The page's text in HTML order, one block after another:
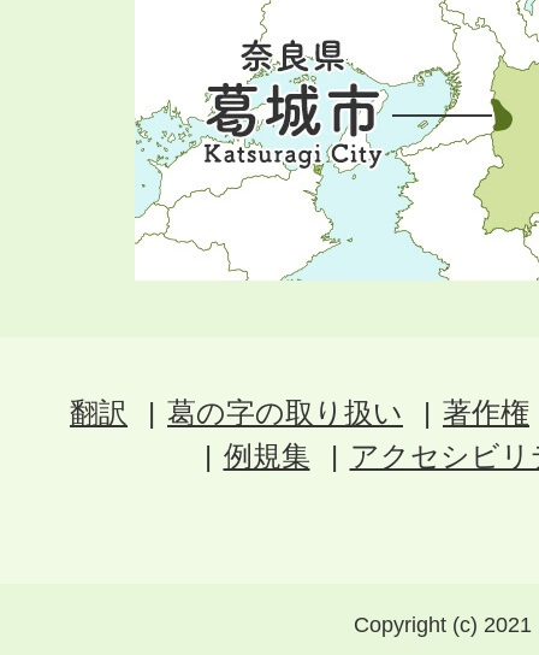
翻訳 葛の字の取り扱い
著作権
例規集
アクセシビ
Copyright (c)